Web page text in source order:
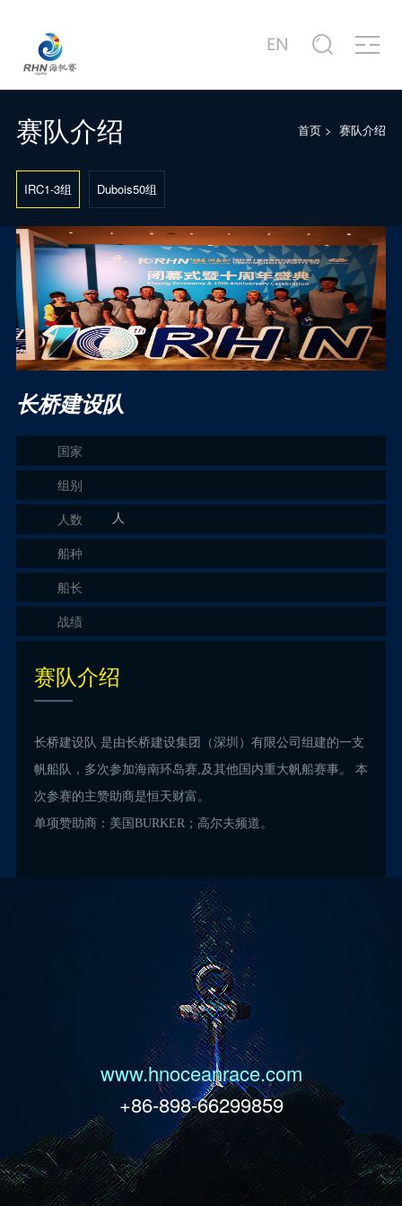
关于赛事
赛事公告
赛事概况
商务合作
合作商家介绍
合作概况
新闻中心
赛事新闻
行业动态
赛事图片
赛事精选
主题活动
赛事视频
赛事专题片
赛事宣传片
服务中心
城市介绍
港口介绍
站点信息
公司简介
发展历程
赛队介绍 首页 > 赛队介绍
IRC1-3组 Dubois50组
长桥建设队
国家
组别
人数
人
船种
船长
战绩
赛队介绍
长桥建设队 是由长桥建设集团（深圳）有限公司组建的一支
帆船队，多次参加海南环岛赛,及其他国内重大帆船赛事。 本
次参赛的主赞助商是恒天财富。
单项赞助商：美国BURKER；高尔夫频道。
www.hnoceanrace.com
+86-898-66299859